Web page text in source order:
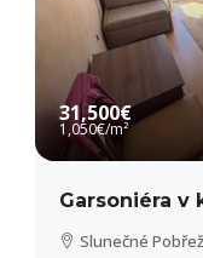
31,500€
1,050€/m²
Garsoniéra v
Slunečné